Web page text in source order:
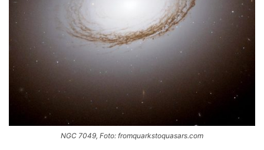
NGC 7049, Foto: fromquarkstoquasars.com